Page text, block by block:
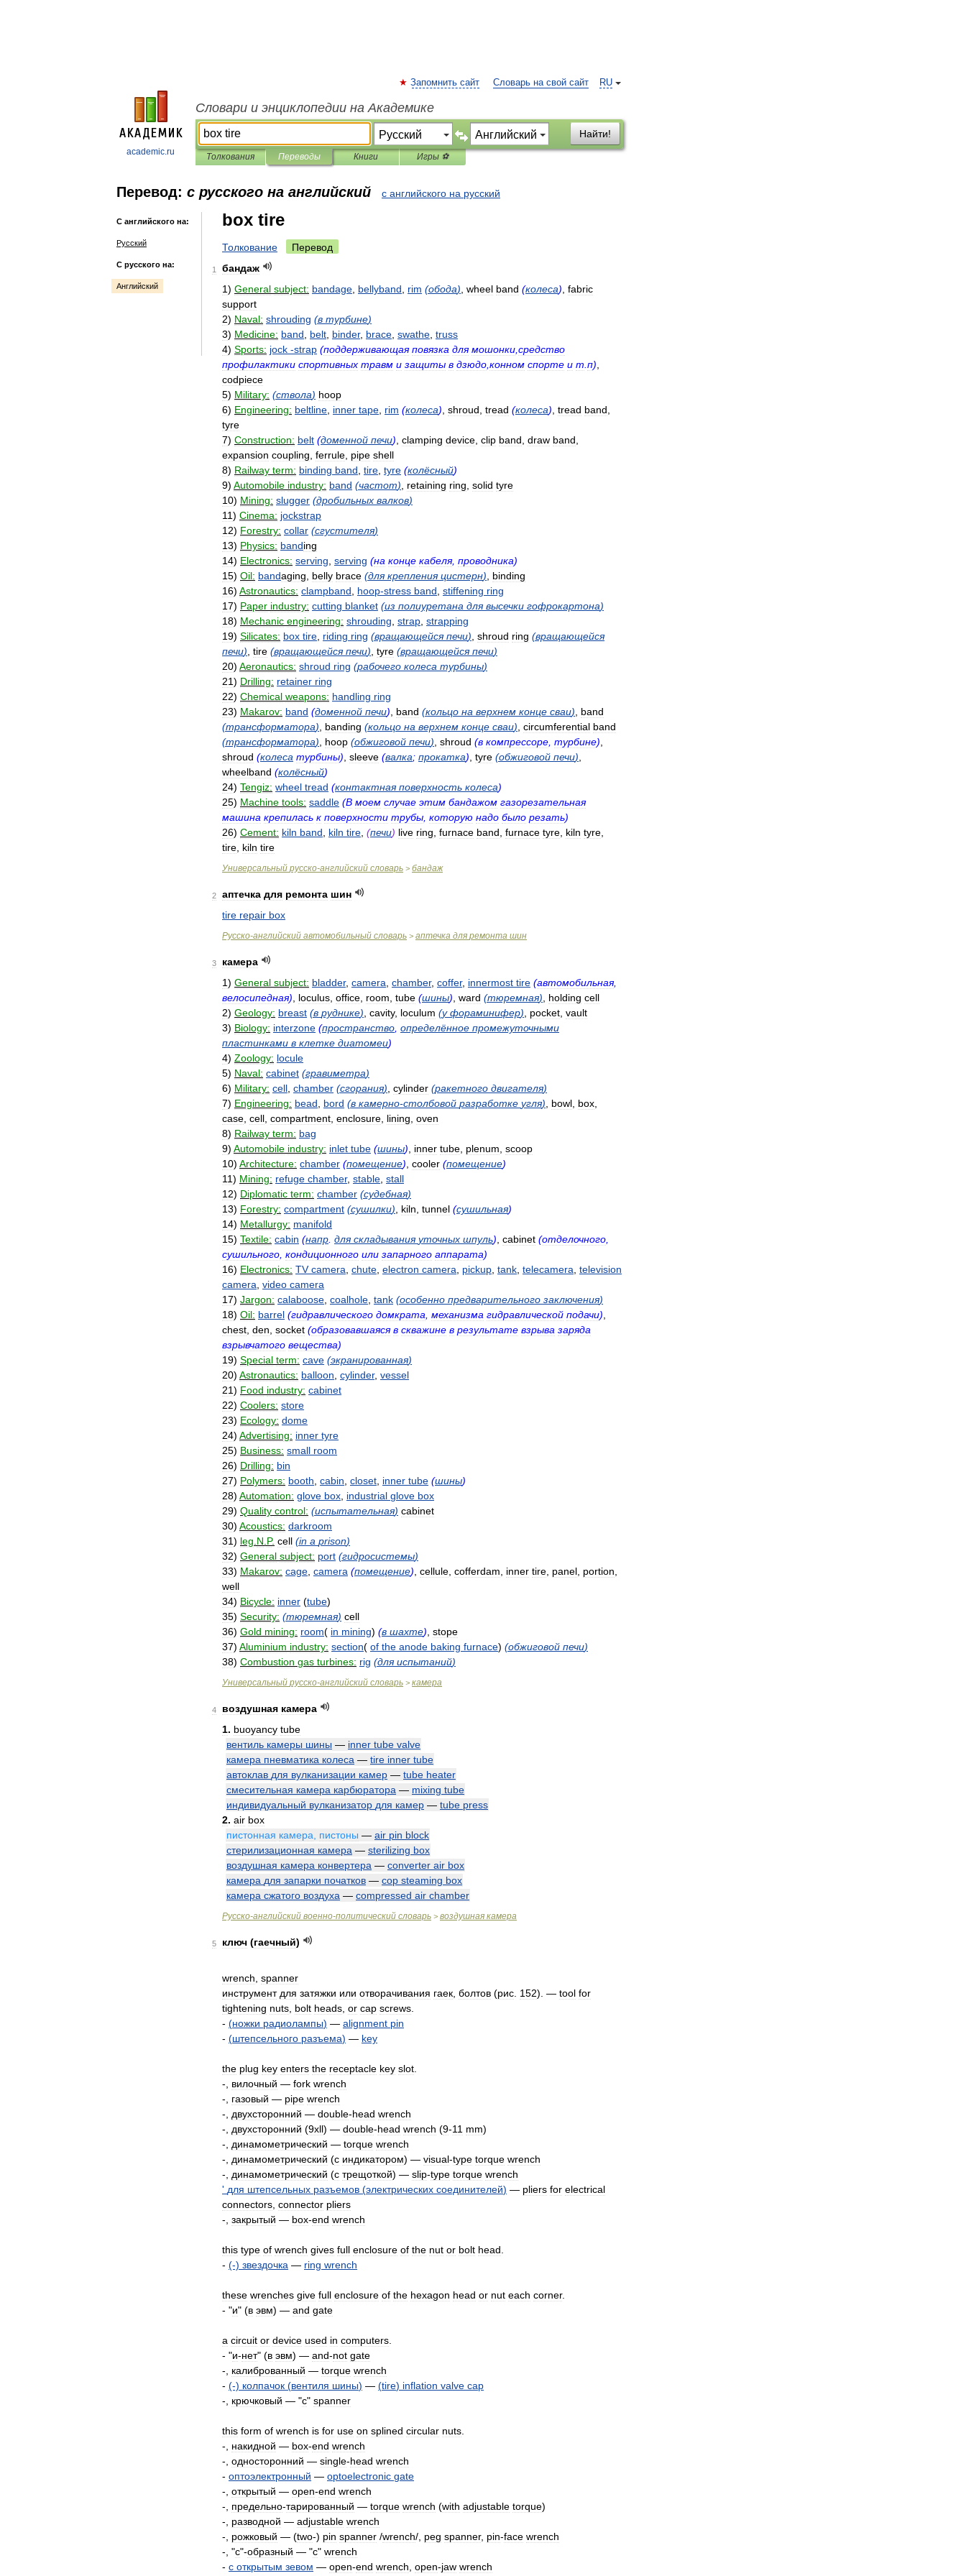
academic.ru
RU
Запомнить сайт Словарь на свой сайт
Словари и энциклопедии на Академике
Найти!
Толкования Переводы Книги Игры ⚽
Перевод: с русского на английский с английского на русский
С английского на:
Русский
С русского на:
Английский
box tire
Толкование Перевод
1
бандаж
1) General subject: bandage bellyband rim (обода) wheel band (колеса) fabric
support
2) Naval: shrouding (в турбине)
3) Medicine: band belt binder, brace swathe truss
4) Sports: jock -strap (поддерживающая повязка для мошонки средство
профилактики спортивных травм и защиты в дзюдо конном спорте и т п)
codpiece
5) Military: (ствола) hoop
6) Engineering: beltline inner tape rim (колеса) shroud tread (колеса) tread band
tyre
7) Construction: belt (доменной печи) clamping device clip band draw band
expansion coupling ferrule pipe shell
8) Railway term: binding band tire tyre (колёсный)
9) Automobile industry: band (частот) retaining ring solid tyre
10) Mining: slugger (дробильных валков)
11) Cinema: jockstrap
12) Forestry: collar (сгустителя)
13) Physics: banding
14) Electronics: serving serving (на конце кабеля, проводника)
15) Oil: bandaging belly brace (для крепления цистерн)
binding
16) Astronautics: clampband hoop-stress band stiffening ring
17) Paper industry: cutting blanket (из полиуретана для высечки гофрокартона)
18) Mechanic engineering: shrouding strap strapping
19) Silicates: box tire riding ring (вращающейся печи) shroud ring (вращающейся
печи) tire (вращающейся печи) tyre (вращающейся печи)
20) Aeronautics: shroud ring (рабочего колеса турбины)
21) Drilling: retainer ring
22) Chemical weapons: handling ring
23) Makarov: band (доменной печи) band (кольцо на верхнем конце сваи)
band
(трансформатора) banding (кольцо на верхнем конце сваи) circumferential band
(трансформатора) hoop (обжиговой печи) shroud (в компрессоре турбине)
shroud (колеса турбины) sleeve (валка; прокатка) tyre (обжиговой печи)
wheelband (колёсный)
24) Tengiz: wheel tread (контактная поверхность колеса)
25) Machine tools: saddle (В моем случае этим бандажом газорезательная
машина крепилась к поверхности трубы которую надо было резать)
26) Cement: kiln band kiln tire (печи) live ring furnace band furnace tyre kiln tyre
tire kiln tire
Универсальный русско-английский словарь > бандаж
2 аптечка для ремонта шин
tire repair box
Русско-английский автомобильный словарь > аптечка для ремонта шин
3
камера
1) General subject: bladder, camera chamber, coffer, innermost tire (автомобильная,
велосипедная) loculus office room tube (шины) ward (тюремная) holding cell
2) Geology: breast (в руднике) cavity, loculum (у фораминифер) pocket vault
3) Biology: interzone (пространство определённое промежуточными
пластинками в клетке диатомеи)
4) Zoology: locule
5) Naval: cabinet (гравиметра)
6) Military: cell chamber (сгорания) cylinder (ракетного двигателя)
7) Engineering: bead bord (в камерно-столбовой разработке угля) bowl box
case cell compartment enclosure lining oven
8) Railway term: bag
9) Automobile industry: inlet tube (шины) inner tube plenum scoop
10) Architecture: chamber (помещение) cooler (помещение)
11) Mining: refuge chamber, stable stall
12) Diplomatic term: chamber (судебная)
13) Forestry: compartment (сушилки) kiln tunnel (сушильная)
14) Metallurgy: manifold
15) Textile: cabin (напр для складывания уточных шпуль) cabinet (отделочного
сушильного кондиционного или запарного аппарата)
16) Electronics: TV camera chute electron camera pickup tank telecamera television
camera video camera
17) Jargon: calaboose coalhole tank (особенно предварительного заключения)
18) Oil: barrel (гидравлического домкрата механизма гидравлической подачи)
chest den socket (образовавшаяся в скважине в результате взрыва заряда
взрывчатого вещества)
19) Special term: cave (экранированная)
20) Astronautics: balloon cylinder, vessel
21) Food industry: cabinet
22) Coolers: store
23) Ecology: dome
24) Advertising: inner tyre
25) Business: small room
26) Drilling: bin
27) Polymers: booth cabin closet inner tube (шины)
28) Automation: glove box industrial glove box
29) Quality control: (испытательная) cabinet
30) Acoustics: darkroom
31) leg N P. cell (in a prison)
32) General subject: port (гидросистемы)
33) Makarov: cage camera (помещение) cellule cofferdam inner tire panel portion
well
34) Bicycle: inner (tube)
35) Security: (тюремная) cell
36) Gold mining: room( in mining) (в шахте) stope
37) Aluminium industry: section( of the anode baking furnace) (обжиговой печи)
38) Combustion gas turbines: rig (для испытаний)
Универсальный русско-английский словарь > камера
4 воздушная камера
1. buoyancy tube
вентиль камеры шины — inner tube valve
камера пневматика колеса — tire inner tube
автоклав для вулканизации камер — tube heater
смесительная камера карбюратора — mixing tube
индивидуальный вулканизатор для камер — tube press
2. air box
пистонная камера пистоны — air pin block
стерилизационная камера — sterilizing box
воздушная камера конвертера — converter air box
камера для запарки початков — cop steaming box
камера сжатого воздуха — compressed air chamber
Русско-английский военно-политический словарь > воздушная камера
5 ключ (гаечный)
wrench spanner
инструмент для затяжки или отворачивания гаек болтов (рис 152). — tool for
tightening nuts bolt heads or cap screws
- (ножки радиолампы) — alignment pin
- (штепсельного разъема) — key
the plug key enters the receptacle key slot
-, вилочный — fork wrench
-, газовый — pipe wrench
-, двухсторонний — double-head wrench
-, двухсторонний (9xll) — double-head wrench (9-11 mm)
-, динамометрический — torque wrench
-, динамометрический (с индикатором) — visual-type torque wrench
-, динамометрический (с трещоткой) — slip-type torque wrench
' для штепсельных разъемов (электрических соединителей) — pliers for electrical
connectors connector pliers
-, закрытый — box-end wrench
this type of wrench gives full enclosure of the nut or bolt head
- (-) звездочка — ring wrench
these wrenches give full enclosure of the hexagon head or nut each corner.
- "и" (в эвм) — and gate
a circuit or device used in computers
- "и-нет" (в эвм) — and-not gate
-, калиброванный — torque wrench
- (-) колпачок (вентиля шины) — (tire) inflation valve cap
-, крючковый — "с" spanner
this form of wrench is for use on splined circular nuts
-, накидной — box-end wrench
-, односторонний — single-head wrench
- оптоэлектронный — optoelectronic gate
-, открытый — open-end wrench
-, предельно-тарированный — torque wrench (with adjustable torque)
-, разводной — adjustable wrench
-, рожковый — (two-) pin spanner /wrench/, peg spanner, pin-face wrench
-, "c"-образный — "с" wrench
- с открытым зевом — open-end wrench ореn-jaw wrench